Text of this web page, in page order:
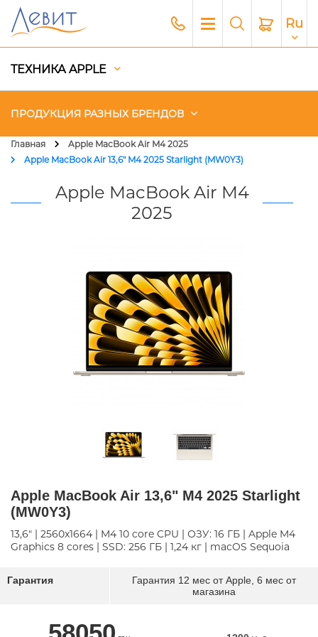
Ru
ТЕХНИКА APPLE
ПРОДУКЦИЯ РАЗНЫХ БРЕНДОВ
Чехлы
Акустика
Платный сервис Apple
Главная
Apple MacBook Air M4 2025
Apple MacBook Air 13,6" M4 2025 Starlight (MW0Y3)
Apple MacBook Air M4
2025
Apple MacBook Air 13,6" M4 2025 Starlight
(MW0Y3)
13,6" | 2560x1664 | M4 10 core CPU | ОЗУ: 16 ГБ | Apple M4
Graphics 8 cores | SSD: 256 ГБ | 1,24 кг | macOS Sequoia
Гарантия
Гарантия 12 мес от Apple, 6 мес от
магазина